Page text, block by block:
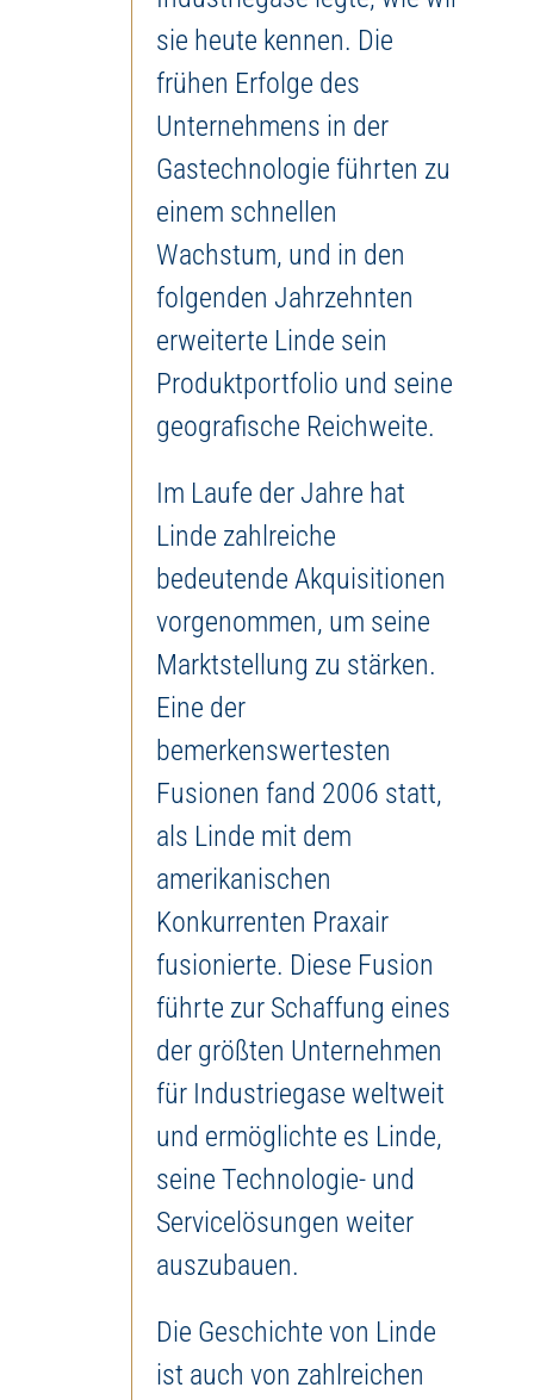
sie heute kennen. Die
frühen Erfolge des
Unternehmens in der
Gastechnologie führten zu
einem schnellen
Wachstum, und in den
folgenden Jahrzehnten
erweiterte Linde sein
Produktportfolio und seine
geografische Reichweite.
Im Laufe der Jahre hat
Linde zahlreiche
bedeutende Akquisitionen
vorgenommen, um seine
Marktstellung zu stärken.
Eine der
bemerkenswertesten
Fusionen fand 2006 statt,
als Linde mit dem
amerikanischen
Konkurrenten Praxair
fusionierte. Diese Fusion
führte zur Schaffung eines
der größten Unternehmen
für Industriegase weltweit
und ermöglichte es Linde,
seine Technologie- und
Servicelösungen weiter
auszubauen.
Die Geschichte von Linde
ist auch von zahlreichen